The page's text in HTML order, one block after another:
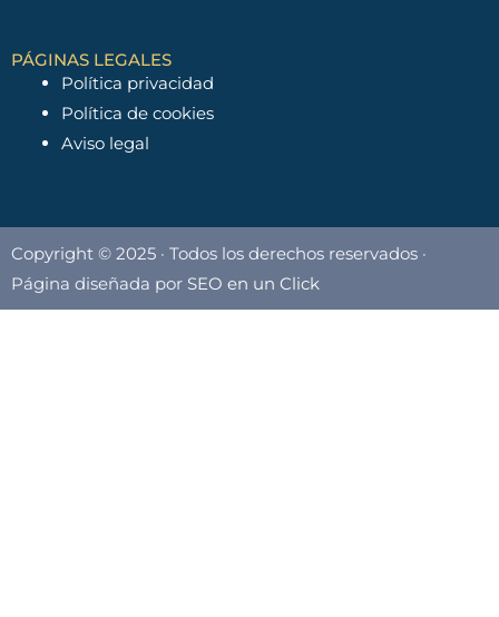
PÁGINAS LEGALES
Política privacidad
Política de cookies
Aviso legal
Copyright © 2025 · Todos los derechos reservados ·
Página diseñada por SEO en un Click